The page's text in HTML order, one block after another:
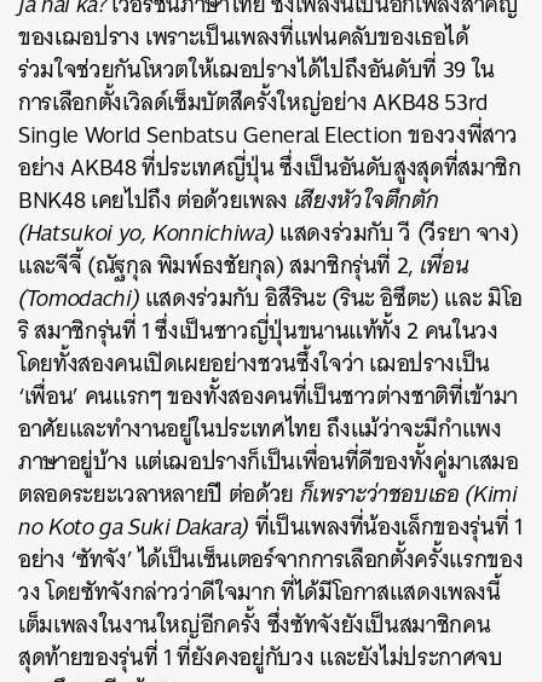
ของเฌอปราง เพราะเป็นเพลงที่แฟนคลับของเธอได้
ร่วมใจช่วยกันโหวตให้เฌอปรางได้ไปถึงอันดับที่ 39 ใน
การเลือกตั้งเวิลด์เซ็มบัตสึครั้งใหญ่อย่าง AKB48 53rd
Single World Senbatsu General Election ของวงพี่สาว
อย่าง AKB48 ที่ประเทศญี่ปุ่น ซึ่งเป็นอันดับสูงสุดที่สมาชิก
BNK48 เคยไปถึง ต่อด้วยเพลง เสียงหัวใจตึกตัก
(Hatsukoi yo, Konnichiwa)แสดงร่วมกับ วี (วีรยา จาง)
และจีจี้ (ณัฐกุล พิมพ์ธงชัยกุล) สมาชิกรุ่นที่ 2, เพื่อน
(Tomodachi)แสดงร่วมกับ อิสึรินะ (รินะ อิซึตะ) และ มิโอ
ริ สมาชิกรุ่นที่ 1 ซึ่งเป็นชาวญี่ปุ่นขนานแท้ทั้ง 2 คนในวง
โดยทั้งสองคนเปิดเผยอย่างชวนซึ้งใจว่า เฌอปรางเป็น
‘เพื่อน’ คนแรกๆ ของทั้งสองคนที่เป็นชาวต่างชาติที่เข้ามา
อาศัยและทำงานอยู่ในประเทศไทย ถึงแม้ว่าจะมีกำแพง
ภาษาอยู่บ้าง แต่เฌอปรางก็เป็นเพื่อนที่ดีของทั้งคู่มาเสมอ
ตลอดระยะเวลาหลายปี ต่อด้วยก็เพราะว่าชอบเธอ (Kimi
no Koto ga Suki Dakara)ที่เป็นเพลงที่น้องเล็กของรุ่นที่ 1
อย่าง ‘ซัทจัง’ ได้เป็นเซ็นเตอร์จากการเลือกตั้งครั้งแรกของ
วง โดยซัทจังกล่าวว่าดีใจมาก ที่ได้มีโอกาสแสดงเพลงนี้
เต็มเพลงในงานใหญ่อีกครั้ง ซึ่งซัทจังยังเป็นสมาชิกคน
สุดท้ายของรุ่นที่ 1 ที่ยังคงอยู่กับวง และยังไม่ประกาศจบ